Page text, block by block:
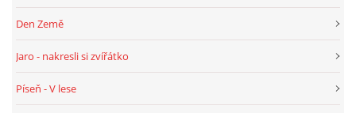
BÁSNĚ K TÉMATU PODZIM
POHYBOVÉ AKTIVITY NA TÉMA PODZIM
Den Země
Jaro - nakresli si zvířátko
Píseň - V lese